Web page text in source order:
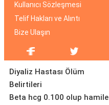
Kullanıcı Sözleşmesi
Telif Hakları ve Alıntı
Bize Ulaşın
Diyaliz Hastası Ölüm
Belirtileri
Beta hcg 0.100 olup hamile